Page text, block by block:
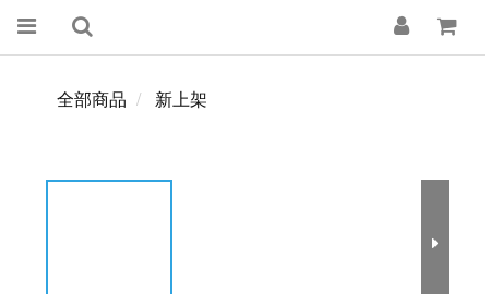
全部商品 新上架